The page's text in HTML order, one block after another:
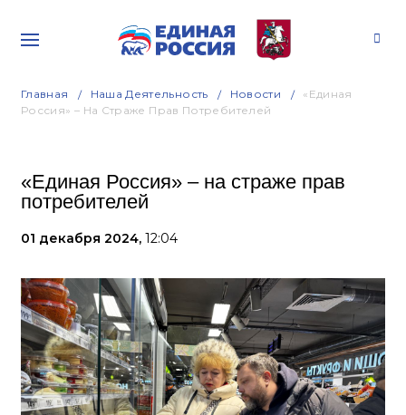
Главная Наша Деятельность Новости
«Единая
Россия» – На Страже Прав Потребителей
«Единая Россия» – на страже прав
потребителей
01 декабря 2024, 12:04